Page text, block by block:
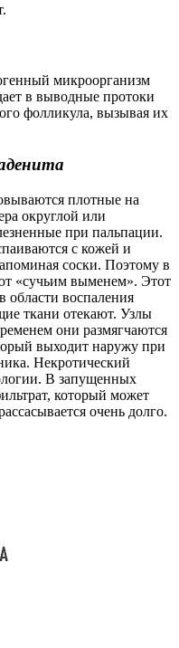
микроорганизм
в выводные протоки
фолликула, вызывая их
плотные на
округлой или
при пальпации.
с кожей и
соски. Поэтому в
«сучьим выменем». Этот
области воспаления
ткани отекают. Узлы
они размягчаются
выходит наружу при
Некротический
В запущенных
который может
очень долго.